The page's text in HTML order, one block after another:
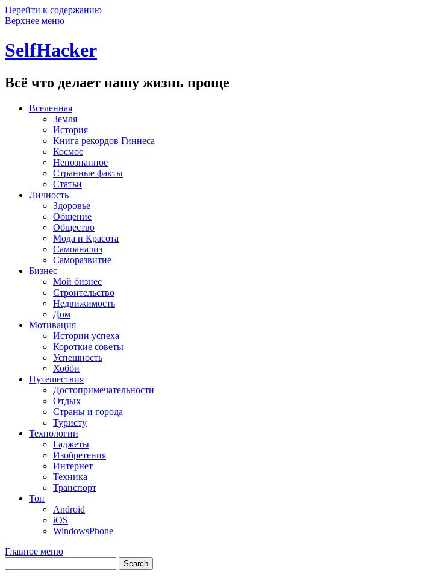
Перейти к содержанию
Верхнее меню
SelfHacker
Всё что делает нашу жизнь проще
Вселенная
Земля
История
Книга рекордов Гиннеса
Космос
Непознанное
Странные факты
Статьи
Личность
Здоровье
Общение
Общество
Мода и Красота
Самоанализ
Саморазвитие
Бизнес
Мой бизнес
Строительство
Недвижимость
Дом
Мотивация
Истории успеха
Короткие советы
Успешность
Хобби
Путешествия
Достопримечательности
Отдых
Страны и города
Туристу
Технологии
Гаджеты
Изобретения
Интернет
Техника
Транспорт
Топ
Android
iOS
WindowsPhone
Главное меню